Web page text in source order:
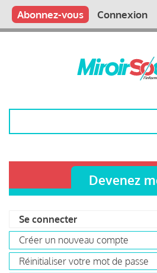
Aller
contenu
Main
Qui sommes nous ?
Vous publiez
Nous publions
Contactez-nous
Abonnez-vous Connexion
Devenez
Primary
tabs
Se connecter
actif)
Créer un nouveau compte
Réinitialiser votre mot de passe